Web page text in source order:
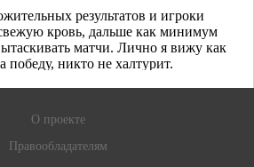
О проекте
Правообладателям